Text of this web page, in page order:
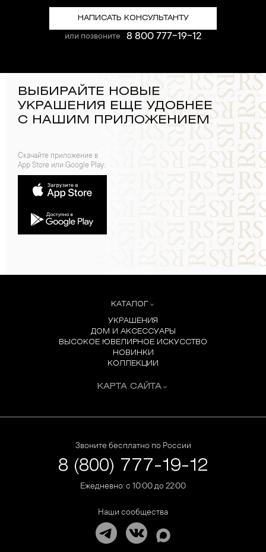
НАПИСАТЬ КОНСУЛЬТАНТУ
или позвоните 8 800 777-19-12
ВЫБИРАЙТЕ НОВЫЕ
УКРАШЕНИЯ ЕЩЕ УДОБНЕЕ
С НАШИМ ПРИЛОЖЕНИЕМ
Скачайте приложение в
App Store или Google Play:
КАТАЛОГ
УКРАШЕНИЯ
ДОМ И АКСЕССУАРЫ
ВЫСОКОЕ ЮВЕЛИРНОЕ ИСКУССТВО
НОВИНКИ
КОЛЛЕКЦИИ
КАРТА САЙТА
Звоните бесплатно по России
8 (800) 777-19-12
Ежедневно: с 10:00 до 22:00
Наши сообщества